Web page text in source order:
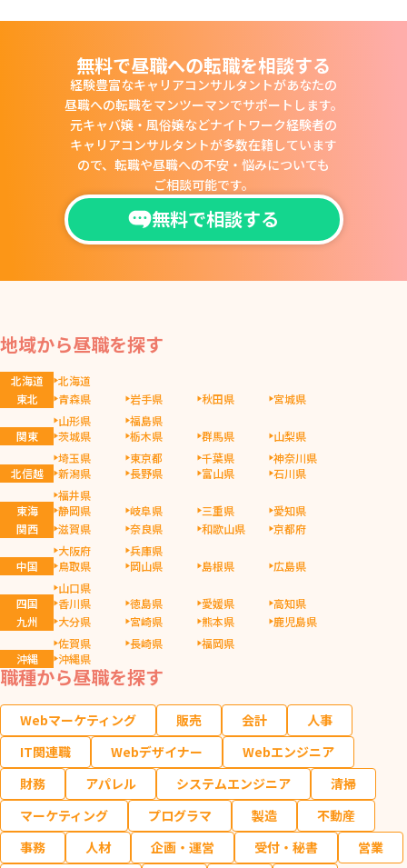
無料で昼職への転職を相談する
経験豊富なキャリアコンサルタントがあなたの
昼職への転職をマンツーマンでサポートします。
元キャバ嬢・風俗嬢などナイトワーク経験者の
キャリアコンサルタントが多数在籍しています
ので、 転職や昼職への不安・悩みについても
ご相談可能です。
無料で相談する
地域から昼職を探す
北海道
北海道
東北
青森県 岩手県 秋田県
宮城県
山形県
福島県
関東
茨城県 栃木県 群馬県
山梨県
埼玉県
東京都 千葉県
神奈川県
北信越
新潟県 長野県 富山県
石川県
福井県
東海
静岡県 岐阜県 三重県
愛知県
関西
滋賀県 奈良県 和歌山県
京都府
大阪府
兵庫県
中国
鳥取県 岡山県 島根県
広島県
山口県
四国
香川県 徳島県 愛媛県
高知県
九州
大分県 宮崎県 熊本県
鹿児島県
佐賀県
長崎県
福岡県
沖縄
沖縄県
職種から昼職を探す
Webマーケティング 販売 会計
人事
IT関連職
Webデザイナー
Webエンジニア
財務
アパレル システムエンジニア
清掃
マーケティング
プログラマ 製造
不動産
事務
人材 企画・運営 受付・秘書
営業